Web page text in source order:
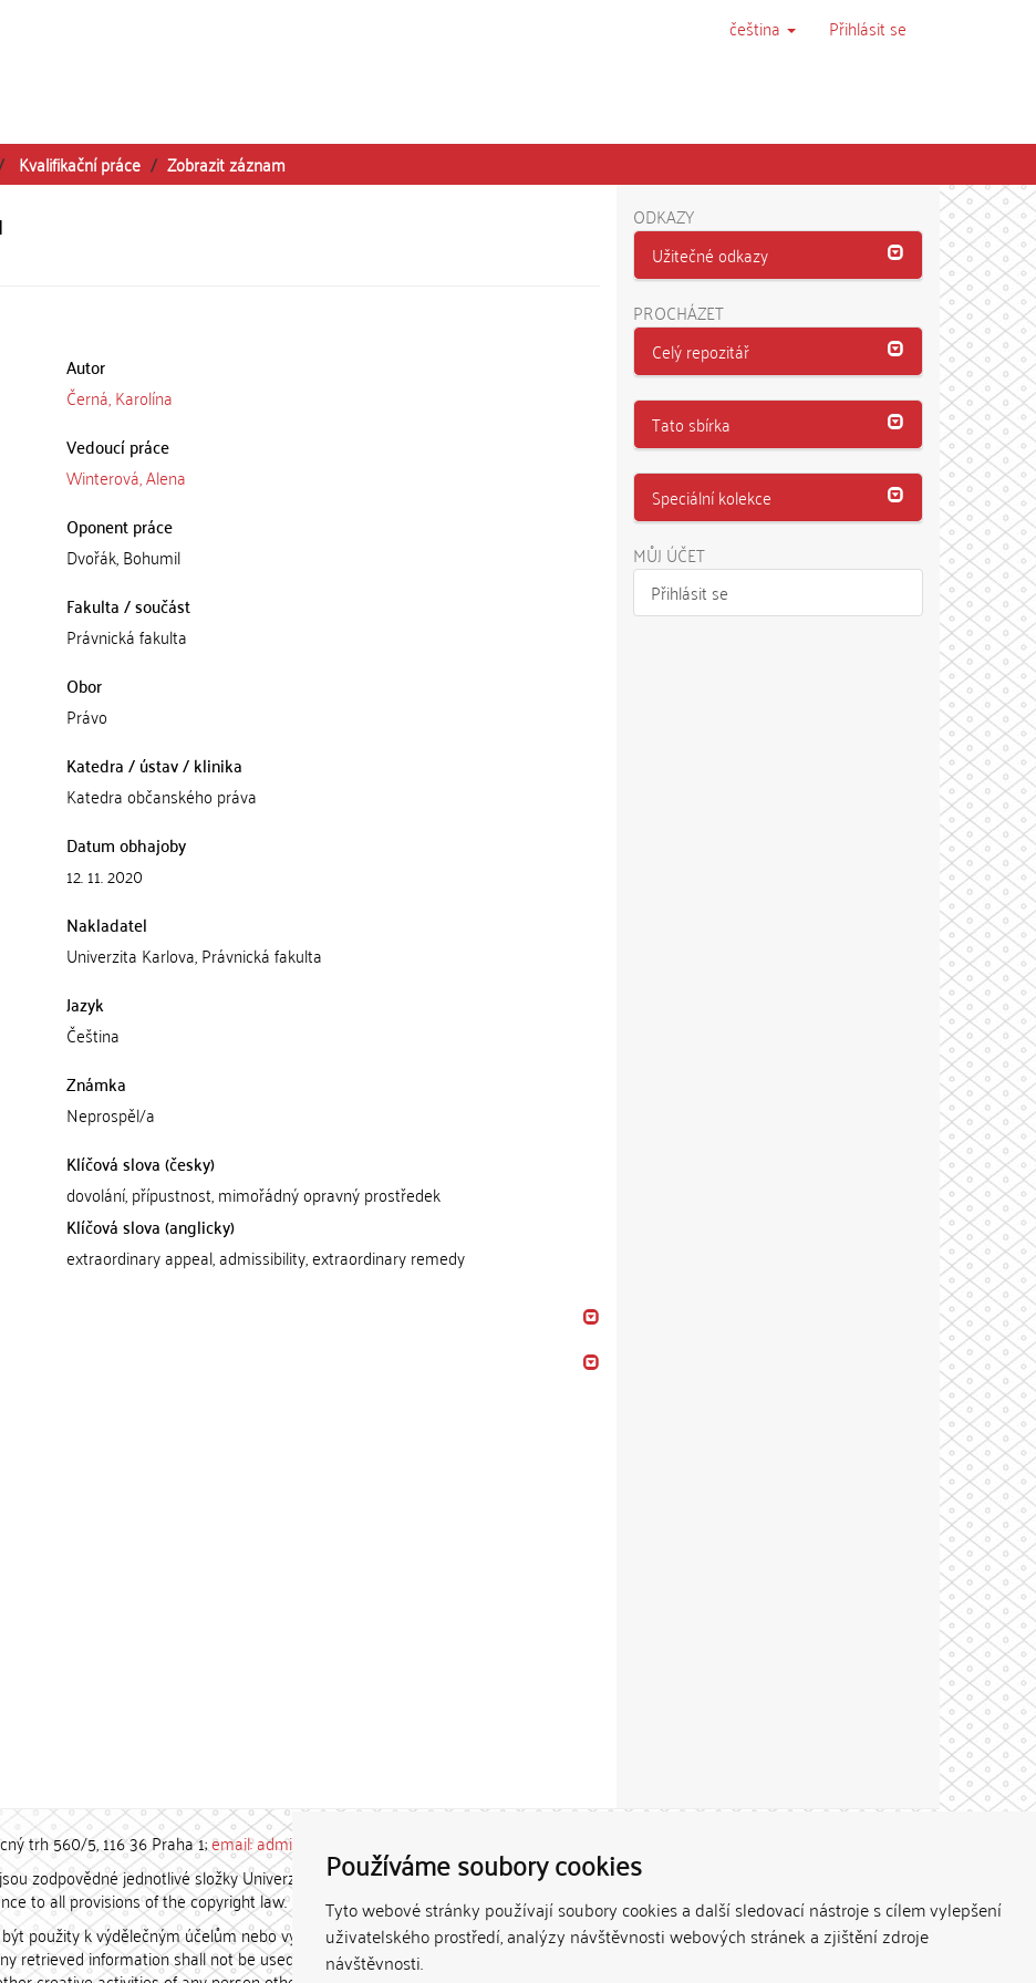
Používáme soubory cookies
Tyto webové stránky používají soubory cookies a další sledovací nástroje s cílem vylepšení
uživatelského prostředí, analýzy návštěvnosti webových stránek a zjištění zdroje
návštěvnosti.
čeština Přihlásit se
Kvalifikační práce Zobrazit záznam
Autor
Černá, Karolína
Vedoucí práce
Winterová, Alena
Oponent práce
Dvořák, Bohumil
Fakulta / součást
Právnická fakulta
Obor
Právo
Katedra / ústav / klinika
Katedra občanského práva
Datum obhajoby
12. 11. 2020
Nakladatel
Univerzita Karlova, Právnická fakulta
Jazyk
Čeština
Známka
Neprospěl/a
Klíčová slova (česky)
dovolání, přípustnost, mimořádný opravný prostředek
Klíčová slova (anglicky)
extraordinary appeal, admissibility, extraordinary remedy
ODKAZY
Užitečné odkazy
PROCHÁZET
Celý repozitář
Tato sbírka
Speciální kolekce
MŮJ ÚČET
Přihlásit se
trh 560/5, 116 36 Praha 1;email: admin-repozitar [at] cuni.cz
zodpovědné jednotlivé složky Univerzity Karlovy. / Each constituent
to all provisions of the copyright law.
použity k výdělečným účelům nebo vydávány za studijní, vědeckou
retrieved information shall not be used for any commercial purposes